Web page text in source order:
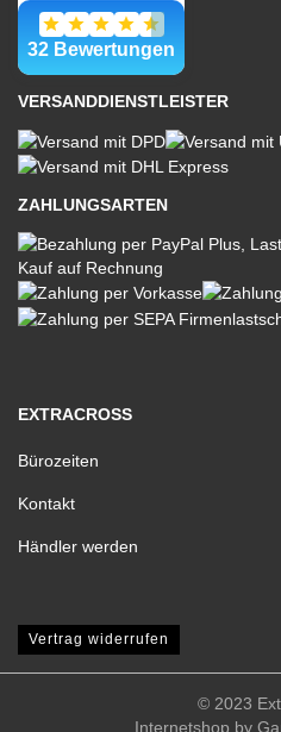
VERSANDDIENSTLEISTER
ZAHLUNGSARTEN
EXTRACROSS
Bürozeiten
Kontakt
Händler werden
Vertrag widerrufen
© 2023
Internetshop by